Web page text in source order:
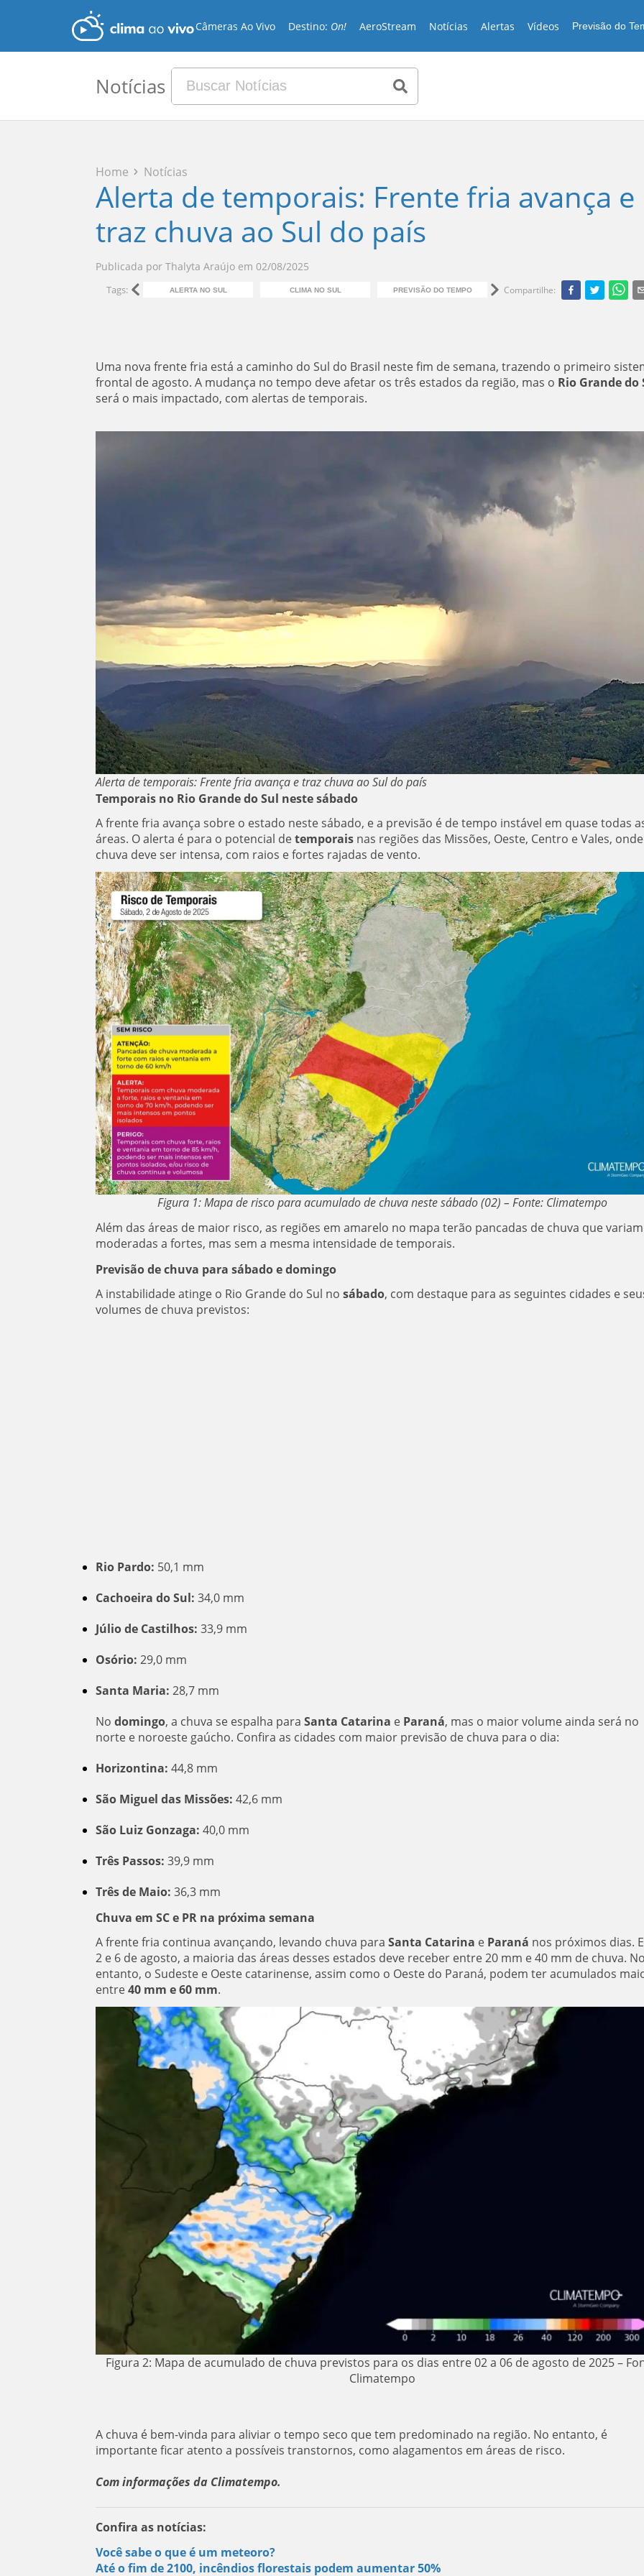
Câmeras Ao Vivo Destino: On! AeroStream Notícias Alertas Vídeos Previsão do
Notícias
Home Notícias
Alerta de temporais: Frente fria avança e
traz chuva ao Sul do país
Publicada por Thalyta Araújo em 02/08/2025
Tags: ALERTA NO SUL CLIMA NO SUL PREVISÃO DO TEMPO TEMPESTADE
Compartilhe:
Uma nova frente fria está a caminho do Sul do Brasil neste fim de semana, trazendo o primeiro
frontal de agosto. A mudança no tempo deve afetar os três estados da região, mas o Rio Grande do
será o mais impactado, com alertas de temporais.
Alerta de temporais: Frente fria avança e traz chuva ao Sul do país
Temporais no Rio Grande do Sul neste sábado
A frente fria avança sobre o estado neste sábado, e a previsão é de tempo instável em quase todas
áreas. O alerta é para o potencial detemporaisnas regiões das Missões, Oeste, Centro e Vales,
chuva deve ser intensa, com raios e fortes rajadas de vento.
Figura 1: Mapa de risco para acumulado de chuva neste sábado (02) – Fonte: Climatempo
Além das áreas de maior risco, as regiões em amarelo no mapa terão pancadas de chuva que
moderadas a fortes, mas sem a mesma intensidade de temporais.
Previsão de chuva para sábado e domingo
A instabilidade atinge o Rio Grande do Sul no sábado, com destaque para as seguintes cidades e
volumes de chuva previstos:
Rio Pardo: 50,1 mm
Cachoeira do Sul: 34,0 mm
Júlio de Castilhos: 33,9 mm
Osório: 29,0 mm
Santa Maria: 28,7 mm
No domingo, a chuva se espalha para Santa Catarina e Paraná, mas o maior volume ainda será no
norte e noroeste gaúcho. Confira as cidades com maior previsão de chuva para o dia:
Horizontina: 44,8 mm
São Miguel das Missões: 42,6 mm
São Luiz Gonzaga: 40,0 mm
Três Passos: 39,9 mm
Três de Maio: 36,3 mm
Chuva em SC e PR na próxima semana
A frente fria continua avançando, levando chuva para Santa Catarina e Paraná nos próximos dias.
2 e 6 de agosto, a maioria das áreas desses estados deve receber entre 20 mm e 40 mm de chuva.
entanto, o Sudeste e Oeste catarinense, assim como o Oeste do Paraná, podem ter acumulados
entre40 mm e 60 mm.
Figura 2: Mapa de acumulado de chuva previstos para os dias entre 02 a 06 de agosto de 2025 –
Climatempo
A chuva é bem-vinda para aliviar o tempo seco que tem predominado na região. No entanto, é
importante ficar atento a possíveis transtornos, como alagamentos em áreas de risco.
Com informações da Climatempo.
Confira as notícias:
Você sabe o que é um meteoro?
Até o fim de 2100, incêndios florestais podem aumentar 50%